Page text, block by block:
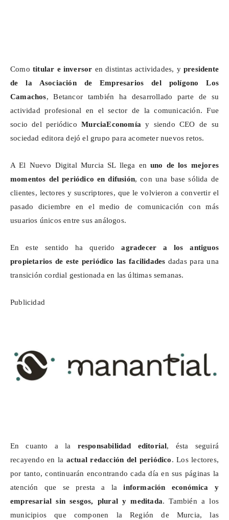
Como titular e inversor en distintas actividades, y presidente
de la Asociación de Empresarios del polígono Los
Camachos, Betancor también ha desarrollado parte de su
actividad profesional en el sector de la comunicación. Fue
socio del periódicoMurciaEconomía y siendo CEO de su
sociedad editora dejó el grupo para acometer nuevos retos.
A El Nuevo Digital Murcia SL llega en uno de los mejores
momentos del periódico en difusión, con una base sólida de
clientes, lectores y suscriptores, que le volvieron a convertir el
pasado diciembre en el medio de comunicación con más
usuarios únicos entre sus análogos.
En este sentido ha queridoagradecer a los antiguos
propietarios de este periódico las facilidades dadas para una
transición cordial gestionada en las últimas semanas.
Publicidad
En cuanto a la responsabilidad editorial, ésta seguirá
recayendo en la actual redacción del periódico. Los lectores,
por tanto, continuarán encontrando cada día en sus páginas la
atención que se presta a lainformación económica y
empresarial sin sesgos, plural y meditada. También a los
municipios que componen la Región de Murcia, las